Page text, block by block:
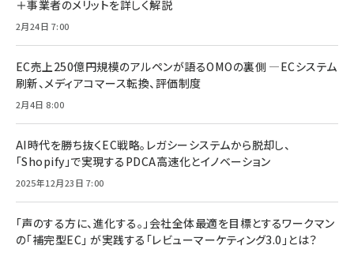
＋事業者のメリットを詳しく解説
2月24日 7:00
EC売上250億円規模のアルペンが語るOMOの裏側 ―ECシステム
刷新、メディアコマース転換、評価制度
2月4日 8:00
AI時代を勝ち抜くEC戦略。レガシーシステムから脱却し、
「Shopify」で実現するPDCA高速化とイノベーション
2025年12月23日 7:00
「声のする方に、進化する。」会社全体最適を目標とするワークマン
の「補完型EC」 が実践する「レビューマーケティング3.0」とは？